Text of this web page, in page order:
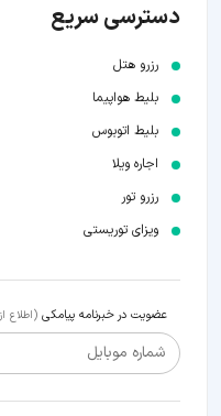
دسترسی سریع
رزرو هتل
بلیط هواپیما
بلیط اتوبوس
اجاره ویلا
رزرو تور
ویزای توریستی
عضویت در خبرنامه پیامکی (اطلاع
شماره موبایل